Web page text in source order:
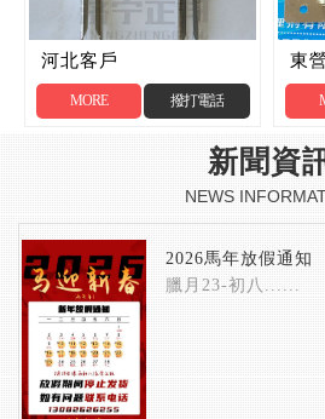
河北客戶
MORE 撥打電話
東
新聞資
NEWS
2026馬年放假通知
臘月23-初八......